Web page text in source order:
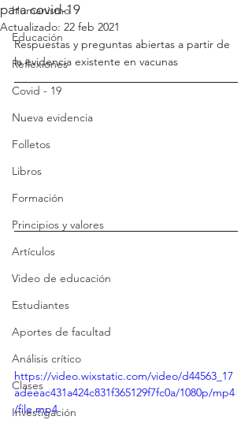
Humanismo
Educación
Reflexiones
Covid - 19
Nueva evidencia
Folletos
Libros
Formación
Principios y valores
Artículos
Video de educación
Estudiantes
Aportes de facultad
Análisis crítico
Clases
Investigación
para covid-19
Actualizado: 22 feb 2021
Respuestas y preguntas abiertas a partir de
la evidencia existente en vacunas
https://video.wixstatic.com/video/d44563_17
adeeac431a424c831f365129f7fc0a/1080p/mp4
/file.mp4